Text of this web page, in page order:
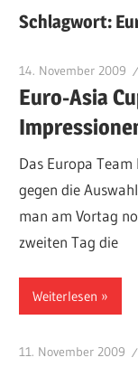
Schlagwort:
14. November 2009
Euro-Asia
Das Europa
gegen die
man am Vortag
zweiten Tag die
Weiterlesen
11. November 2009